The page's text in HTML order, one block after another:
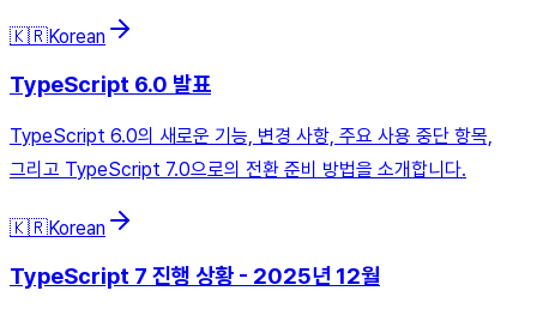
🇰🇷Korean
TypeScript 6.0 발표
TypeScript 6.0의 새로운 기능, 변경 사항, 주요 사용 중단 항목,
그리고 TypeScript 7.0으로의 전환 준비 방법을 소개합니다.
🇰🇷Korean
TypeScript 7 진행 상황 - 2025년 12월